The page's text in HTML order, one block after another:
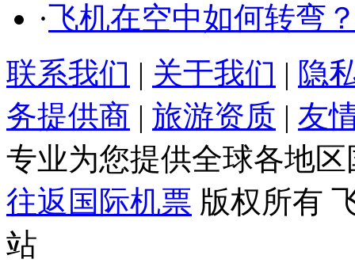
·飞机在空中如何转弯
联系我们 | 关于我们 | 隐
务提供商 | 旅游资质 | 友
专业为您提供全球各地
往返国际机票 版权所有
站